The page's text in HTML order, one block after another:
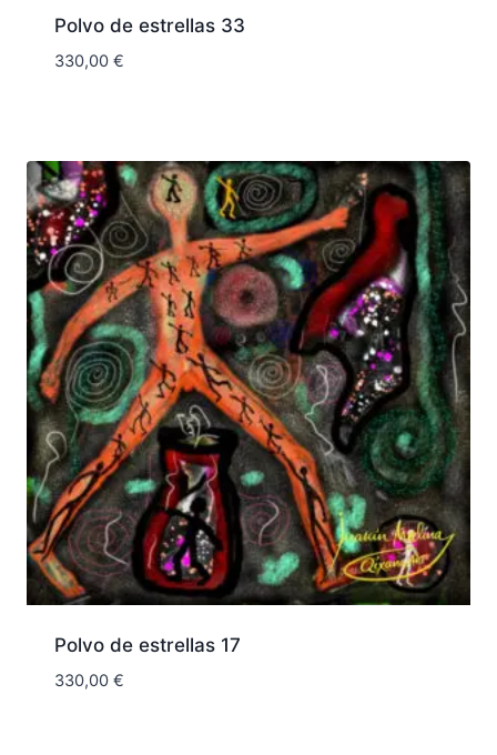
Polvo de estrellas 33
330,00 €
Polvo de estrellas 17
330,00 €